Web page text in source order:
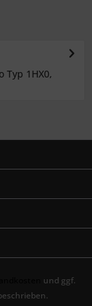
Typ 1HX0,
und ggf.